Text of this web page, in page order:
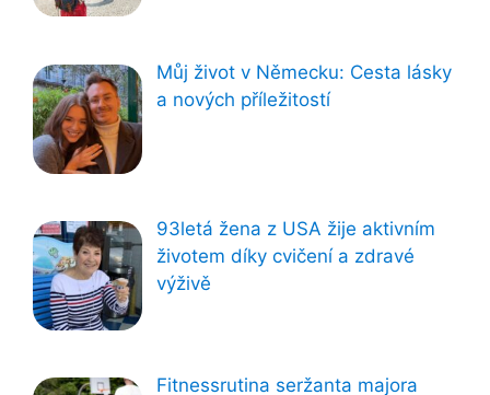
Můj život v Německu: Cesta lásky
a nových příležitostí
93letá žena z USA žije aktivním
životem díky cvičení a zdravé
výživě
Fitnessrutina seržanta majora